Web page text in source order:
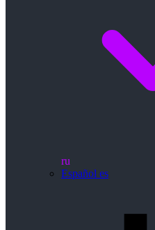
ru
Español es